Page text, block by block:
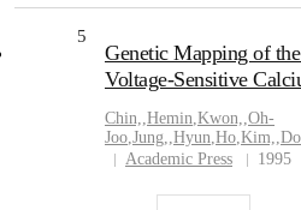
5
Genetic Mapping of
Voltage-Sensitive
Chin,,Hemin,Kwon,,Oh-
Joo,Jung,,Hyun,Ho,Kim,,
Academic Press
1995